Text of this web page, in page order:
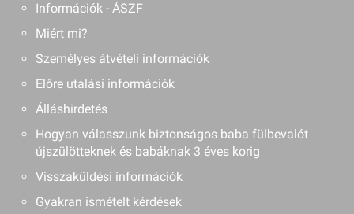
Információk - ÁSZF
Miért mi?
Személyes átvételi információk
Előre utalási információk
Álláshirdetés
Hogyan válasszunk biztonságos baba fülbevalót
újszülötteknek és babáknak 3 éves korig
Visszaküldési információk
Gyakran ismételt kérdések